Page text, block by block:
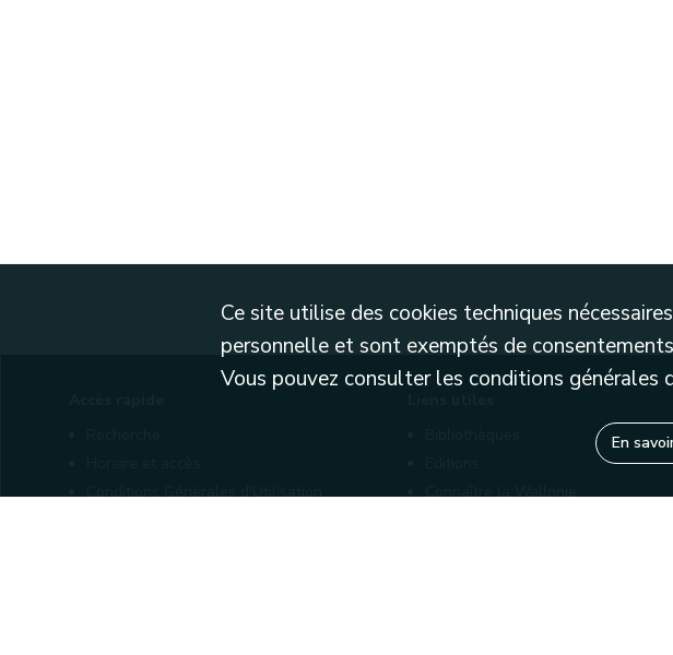
Conditions Générales d'Utilisation
Connaître la Wallonie
Ce site utilise des cookies techniques
personnelle et sont exemptés de
Vous pouvez consulter les conditions générales
En